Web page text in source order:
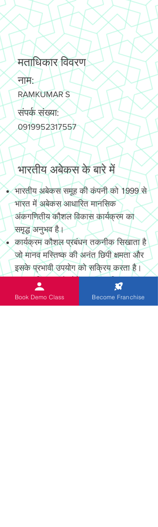
मताधिकार विवरण
नाम:
RAMKUMAR S
संपर्क संख्या:
0919952317557
भारतीय अबेकस के बारे में
भारतीय अबेकस समूह की कंपनी को 1999 से
भारत में अबेकस आधारित मानसिक
अंकगणितीय कौशल विकास कार्यक्रम का
समृद्ध अनुभव है।
कार्यक्रम कौशल प्रबंधन तकनीक सिखाता है
जो मानव मस्तिष्क की अनंत छिपी क्षमता और
इसके प्रभावी उपयोग को सक्रिय करता है।
नया आविष्कार और पेटेंट, अत्याधुनिक
डिजिटल और गैर-डिजिटल अबेकस छात्रों को
उच्च गति और सटीकता के साथ मानसिक
Book Demo Class Become Franchise